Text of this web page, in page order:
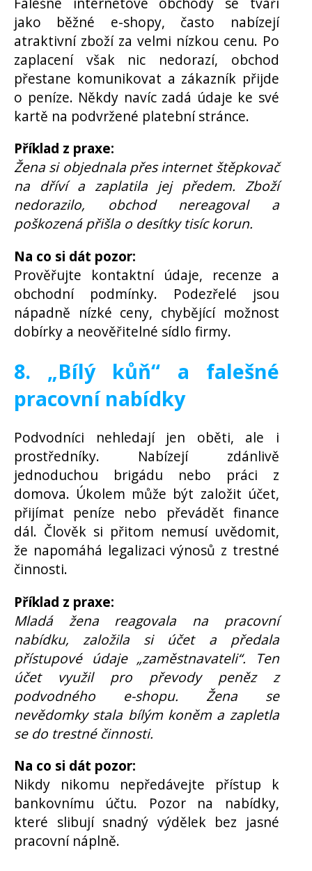
jako běžné e-shopy, často nabízejí
atraktivní zboží za velmi nízkou cenu. Po
zaplacení však nic nedorazí, obchod
přestane komunikovat a zákazník přijde
o peníze. Někdy navíc zadá údaje ke své
kartě na podvržené platební stránce.
Příklad z praxe:
Žena si objednala přes internet štěpkovač
na dříví a zaplatila jej předem. Zboží
nedorazilo, obchod nereagoval a
poškozená přišla o desítky tisíc korun.
Na co si dát pozor:
Prověřujte kontaktní údaje, recenze a
obchodní podmínky. Podezřelé jsou
nápadně nízké ceny, chybějící možnost
dobírky a neověřitelné sídlo firmy.
8. „Bílý kůň“ a falešné
pracovní nabídky
Podvodníci nehledají jen oběti, ale i
prostředníky. Nabízejí zdánlivě
jednoduchou brigádu nebo práci z
domova. Úkolem může být založit účet,
přijímat peníze nebo převádět finance
dál. Člověk si přitom nemusí uvědomit,
že napomáhá legalizaci výnosů z trestné
činnosti.
Příklad z praxe:
Mladá žena reagovala na pracovní
nabídku, založila si účet a předala
přístupové údaje „zaměstnavateli“. Ten
účet využil pro převody peněz z
podvodného e-shopu. Žena se
nevědomky stala bílým koněm a zapletla
se do trestné činnosti.
Na co si dát pozor:
Nikdy nikomu nepředávejte přístup k
bankovnímu účtu. Pozor na nabídky,
které slibují snadný výdělek bez jasné
pracovní náplně.